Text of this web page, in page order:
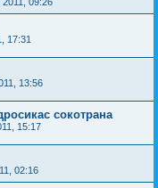
17:31
13:56
сокотрана
15:17
02:16